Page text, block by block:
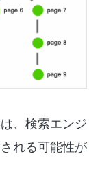
、検索エンジ
れる可能性が